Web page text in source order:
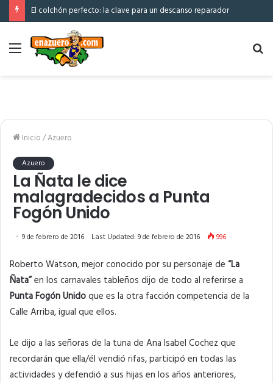
El colchón perfecto: la clave para un descanso reparador
Menú
Inicio/Azuero
Azuero
La Ñata le dice
malagradecidos a Punta
Fogón Unido
9 de febrero de 2016 Last Updated: 9 de febrero de 2016 996
Roberto Watson, mejor conocido por su personaje de “La
Ñata”en los carnavales tableños dijo de todo al referirse a
Punta Fogón Unidoque es la otra facción competencia de la
Calle Arriba, igual que ellos.
Le dijo a las señoras de la tuna de Ana Isabel Cochez que
recordarán que ella/él vendió rifas, participó en todas las
actividades y defendió a sus hijas en los años anteriores,